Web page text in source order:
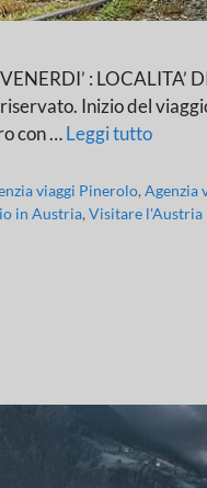
:
Inizio del
con …Leggi tutto
viaggi Pinerolo,Agenzia
in Austria, Visitare l'Austria